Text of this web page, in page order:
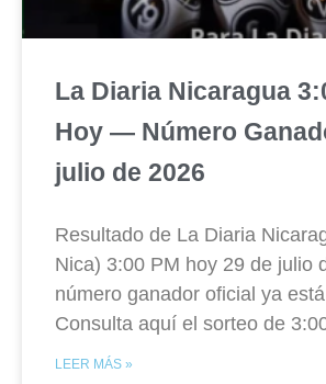
La Diaria Nicaragua
Hoy — Número
julio de 2026
Resultado de La Diaria
Nica) 3:00 PM hoy 29 de julio
número ganador oficial ya
Consulta aquí el sorteo de
LEER MÁS »